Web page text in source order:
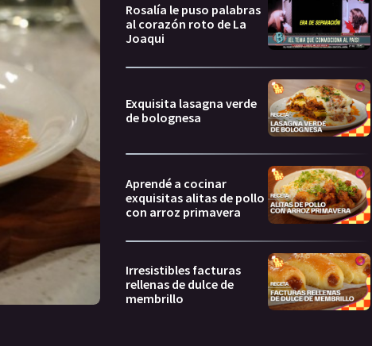
Rosalía le puso palabras
al corazón roto de La
Joaqui
Exquisita lasagna verde
de bolognesa
Aprendé a cocinar
exquisitas alitas de pollo
con arroz primavera
Irresistibles facturas
rellenas de dulce de
membrillo